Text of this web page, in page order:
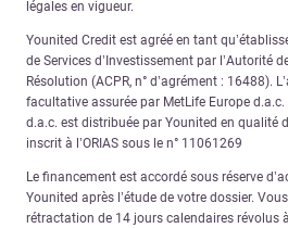
légales en vigueur.
Younited Credit est agréé en tant
de Services d’Investissement par l’Autorité
Résolution (ACPR, n° d’agrément : 16488).
facultative assurée par MetLife Europe
d.a.c. est distribuée par Younited en qualité
inscrit à l’ORIAS sous le n° 11061269
Le financement est accordé sous réserve
Younited après l’étude de votre dossier.
rétractation de 14 jours calendaires révolus